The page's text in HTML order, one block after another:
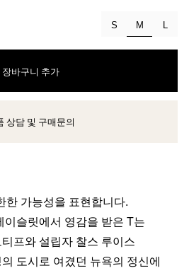
S M선택됨L
장바구니 추가
게 문의하거나 예약하세요
상담 및 구매문의
한 가능성을 표현합니다.
슬릿에서 영감을 받은 T는
프와 설립자 찰스 루이스
도시로 여겼던 뉴욕의 정신에